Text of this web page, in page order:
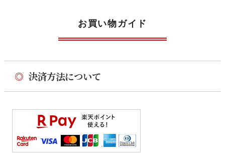
お買い物ガイド
◎ 決済方法について